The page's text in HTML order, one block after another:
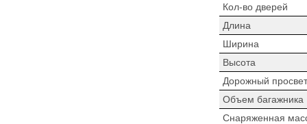
Кол-во дверей
Длина
Ширина
Высота
Дорожный просвет
Объем багажника
Снаряженная